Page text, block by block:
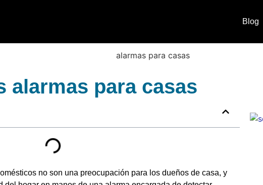
Blog
alarmas para casas
no son una preocupación para los dueños de casa, y